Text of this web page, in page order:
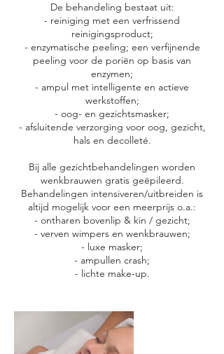
De behandeling bestaat uit:
- reiniging met een verfrissend
reinigingsproduct;
- enzymatische peeling; een verfijnende
peeling voor de poriën op basis van
enzymen;
- ampul met intelligente en actieve
werkstoffen;
- oog- en gezichtsmasker;
- afsluitende verzorging voor oog, gezicht,
hals en decolleté.
Bij alle gezichtbehandelingen worden
wenkbrauwen gratis geëpileerd.
Behandelingen intensiveren/uitbreiden is
altijd mogelijk voor een meerprijs o.a.:
- ontharen bovenlip & kin / gezicht;
- verven wimpers en wenkbrauwen;
- luxe masker;
- ampullen crash;
- lichte make-up.